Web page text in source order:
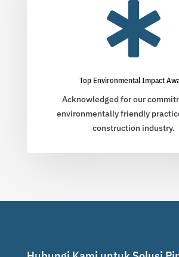

Top Environmental Impact
Acknowledged for our
environmentally friendly
construction industry.